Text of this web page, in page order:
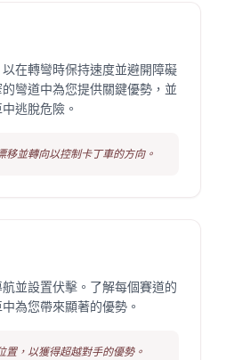
在轉彎時保持速度並避開障礙
彎道中為您提供關鍵優勢，並
逃脫危險。
移並轉向以控制卡丁車的方向。
並設置伏擊。了解每個賽道的
為您帶來顯著的優勢。
置，以獲得超越對手的優勢。